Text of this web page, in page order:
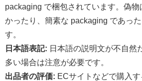
packaging で梱包されています。偽
かったり、簡素な packaging であっ
す。
日本語表記: 日本語の説明文が不自然
多い場合は注意が必要です。
出品者の評価: ECサイトなどで購入